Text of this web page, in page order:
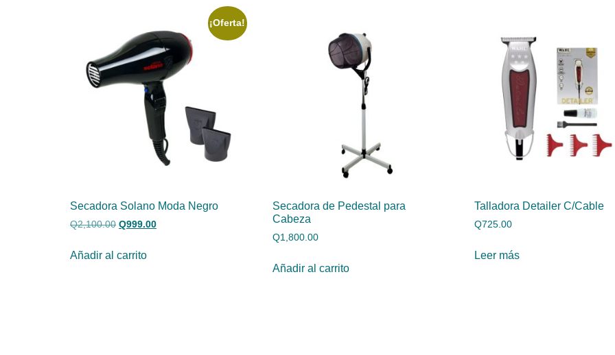
¡Oferta!
Secadora Solano Moda Negro
Q2,100.00 Q999.00
Añadir al carrito
Secadora de Pedestal para
Cabeza
Q1,800.00
Añadir al carrito
Talladora Detailer C/Cable
Q725.00
Leer más